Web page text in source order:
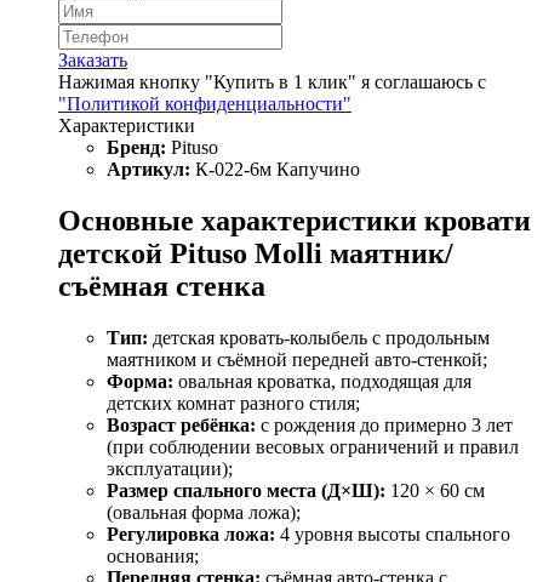
Заказать
Нажимая кнопку "Купить в 1 клик" я соглашаюсь с
"Политикой конфиденциальности"
Характеристики
Бренд: Pituso
Артикул: К-022-6м Капучино
Основные характеристики кровати
детской Pituso Molli маятник/
съёмная стенка
Тип: детская кровать-колыбель с продольным
маятником и съёмной передней авто-стенкой;
Форма: овальная кроватка, подходящая для
детских комнат разного стиля;
Возраст ребёнка: с рождения до примерно 3 лет
(при соблюдении весовых ограничений и правил
эксплуатации);
Размер спального места (Д×Ш): 120 × 60 см
(овальная форма ложа);
Регулировка ложа: 4 уровня высоты спального
основания;
Передняя стенка: съёмная авто-стенка с